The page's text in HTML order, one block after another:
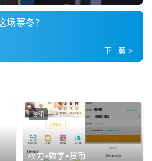
场寒冬？
下一篇
权力•数学•货币
资讯